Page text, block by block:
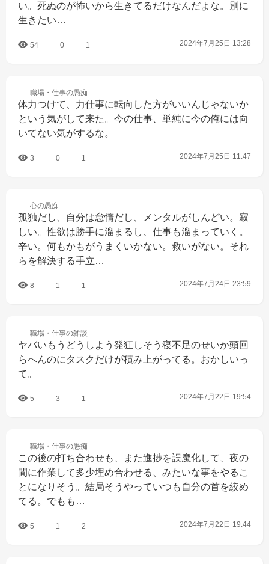
い。死ぬのが怖いから生きてるだけなんだよな。別に
生きたい…
54 0 1 2024年7月25日 13:28
職場・仕事の愚痴
体力つけて、力仕事に転向した方がいいんじゃないか
という気がして来た。今の仕事、単純に今の俺には向
いてない気がするな。
3 0 1 2024年7月25日 11:47
心の愚痴
孤独だし、自分は怠惰だし、メンタルがしんどい。寂
しい。性欲は勝手に溜まるし、仕事も溜まっていく。
辛い。何もかもがうまくいかない。救いがない。それ
らを解決する手立…
8 1 1 2024年7月24日 23:59
職場・仕事の雑談
ヤバいもうどうしよう発狂しそう寝不足のせいか頭回
らへんのにタスクだけが積み上がってる。おかしいっ
て。
5 3 1 2024年7月22日 19:54
職場・仕事の愚痴
この後の打ち合わせも、また進捗を誤魔化して、夜の
間に作業して多少埋め合わせる、みたいな事をやるこ
とになりそう。結局そうやっていつも自分の首を絞め
てる。でもも…
5 1 2 2024年7月22日 19:44